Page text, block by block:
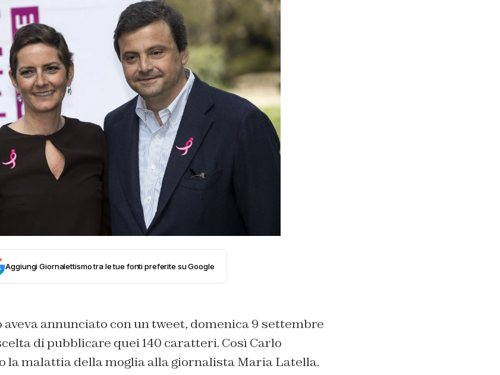
Aggiungi Giornalettismo tra le tue fonti preferite su Google
annunciato con un tweet, domenica 9 settembre
di pubblicare quei 140 caratteri. Così Carlo
la malattia della moglia alla giornalista Maria Latella.